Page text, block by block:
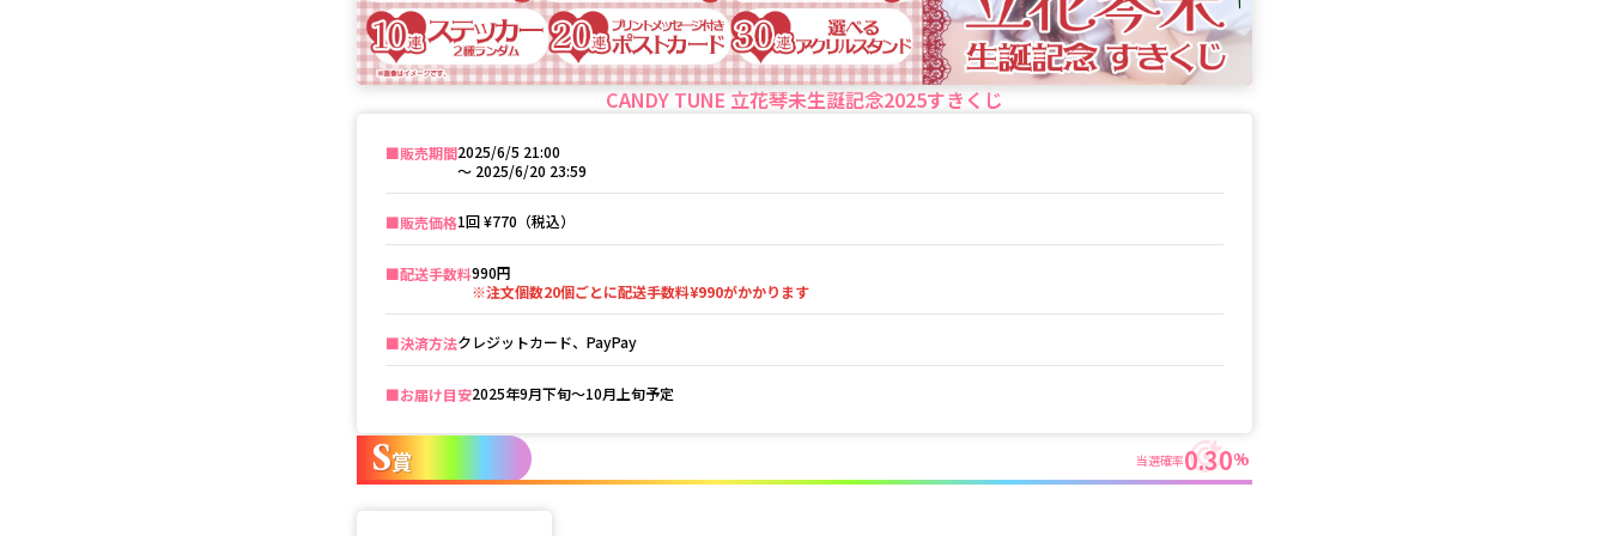
CANDY TUNE 立花琴未生誕記念2025すきくじ
■️販売期間2025/6/5 21:00
〜 2025/6/20 23:59
■️販売価格1回¥770（税込）
■️配送手数料990円
※注文個数20個ごとに配送手数料¥990がかかります
■️決済方法クレジットカード、PayPay
■️お届け目安2025年9月下旬～10月上旬予定
S賞 当選確率0.30%